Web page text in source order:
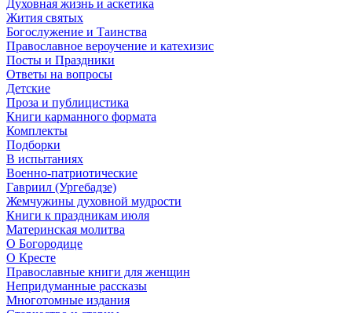
Духовная жизнь и аскетика
Жития святых
Богослужение и Таинства
Православное вероучение и катехизис
Посты и Праздники
Ответы на вопросы
Детские
Проза и публицистика
Книги карманного формата
Комплекты
Подборки
В испытаниях
Военно-патриотические
Гавриил (Ургебадзе)
Жемчужины духовной мудрости
Книги к праздникам июля
Материнская молитва
О Богородице
О Кресте
Православные книги для женщин
Непридуманные рассказы
Многотомные издания